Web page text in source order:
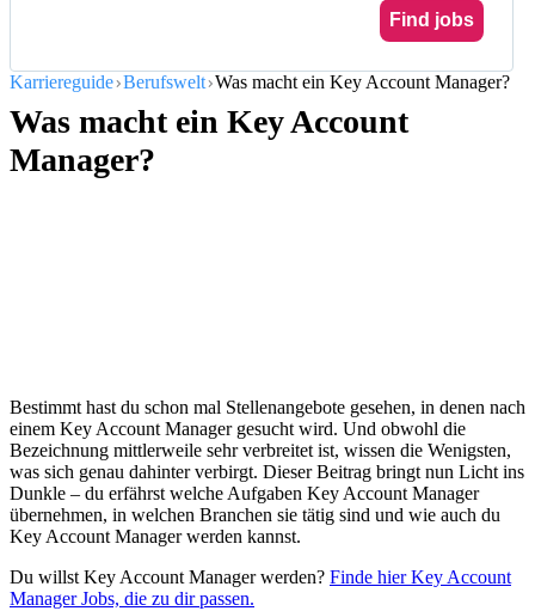
Find jobs
Karriereguide Berufswelt Was macht ein Key Account Manager?
Was macht ein Key Account
Manager?
Bestimmt hast du schon mal Stellenangebote gesehen, in denen nach
einem Key Account Manager gesucht wird. Und obwohl die
Bezeichnung mittlerweile sehr verbreitet ist, wissen die Wenigsten,
was sich genau dahinter verbirgt. Dieser Beitrag bringt nun Licht ins
Dunkle – du erfährst welche Aufgaben Key Account Manager
übernehmen, in welchen Branchen sie tätig sind und wie auch du
Key Account Manager werden kannst.
Du willst Key Account Manager werden? Finde hier Key Account
Manager Jobs, die zu dir passen.